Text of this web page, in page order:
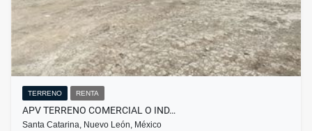
TERRENO RENTA
APV TERRENO COMERCIAL O IND…
Santa Catarina, Nuevo León, México